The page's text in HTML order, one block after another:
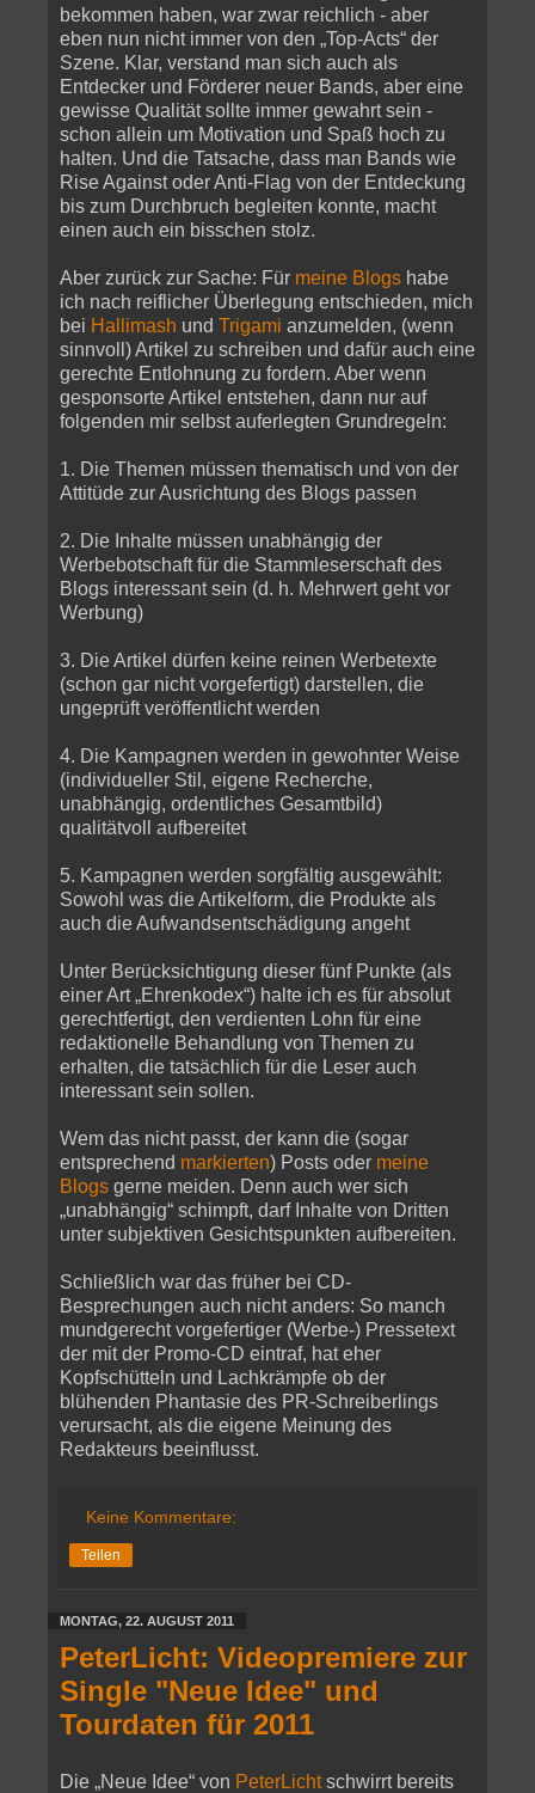
bekommen haben, war zwar reichlich - aber
eben nun nicht immer von den „Top-Acts“ der
Szene. Klar, verstand man sich auch als
Entdecker und Förderer neuer Bands, aber eine
gewisse Qualität sollte immer gewahrt sein -
schon allein um Motivation und Spaß hoch zu
halten. Und die Tatsache, dass man Bands wie
Rise Against oder Anti-Flag von der Entdeckung
bis zum Durchbruch begleiten konnte, macht
einen auch ein bisschen stolz.
Aber zurück zur Sache: Für meine Blogs habe
ich nach reiflicher Überlegung entschieden, mich
bei Hallimash und Trigami anzumelden, (wenn
sinnvoll) Artikel zu schreiben und dafür auch eine
gerechte Entlohnung zu fordern. Aber wenn
gesponsorte Artikel entstehen, dann nur auf
folgenden mir selbst auferlegten Grundregeln:
1. Die Themen müssen thematisch und von der
Attitüde zur Ausrichtung des Blogs passen
2. Die Inhalte müssen unabhängig der
Werbebotschaft für die Stammleserschaft des
Blogs interessant sein (d. h. Mehrwert geht vor
Werbung)
3. Die Artikel dürfen keine reinen Werbetexte
(schon gar nicht vorgefertigt) darstellen, die
ungeprüft veröffentlicht werden
4. Die Kampagnen werden in gewohnter Weise
(individueller Stil, eigene Recherche,
unabhängig, ordentliches Gesamtbild)
qualitätvoll aufbereitet
5. Kampagnen werden sorgfältig ausgewählt:
Sowohl was die Artikelform, die Produkte als
auch die Aufwandsentschädigung angeht
Unter Berücksichtigung dieser fünf Punkte (als
einer Art „Ehrenkodex“) halte ich es für absolut
gerechtfertigt, den verdienten Lohn für eine
redaktionelle Behandlung von Themen zu
erhalten, die tatsächlich für die Leser auch
interessant sein sollen.
Wem das nicht passt, der kann die (sogar
entsprechend markierten) Posts oder meine
Blogs gerne meiden. Denn auch wer sich
„unabhängig“ schimpft, darf Inhalte von Dritten
unter subjektiven Gesichtspunkten aufbereiten.
Schließlich war das früher bei CD-
Besprechungen auch nicht anders: So manch
mundgerecht vorgefertiger (Werbe-) Pressetext
der mit der Promo-CD eintraf, hat eher
Kopfschütteln und Lachkrämpfe ob der
blühenden Phantasie des PR-Schreiberlings
verursacht, als die eigene Meinung des
Redakteurs beeinflusst.
Keine Kommentare:
Teilen
MONTAG, 22. AUGUST 2011
PeterLicht: Videopremiere zur
Single "Neue Idee" und
Tourdaten für 2011
Die „Neue Idee“ von PeterLichtschwirrt bereits